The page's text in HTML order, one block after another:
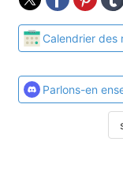
Calendrier des
Parlons-en